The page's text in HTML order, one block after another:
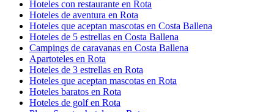
Hoteles con restaurante en Rota
Hoteles de aventura en Rota
Hoteles que aceptan mascotas en Costa Ballena
Hoteles de 5 estrellas en Costa Ballena
Campings de caravanas en Costa Ballena
Apartoteles en Rota
Hoteles de 3 estrellas en Rota
Hoteles que aceptan mascotas en Rota
Hoteles baratos en Rota
Hoteles de golf en Rota